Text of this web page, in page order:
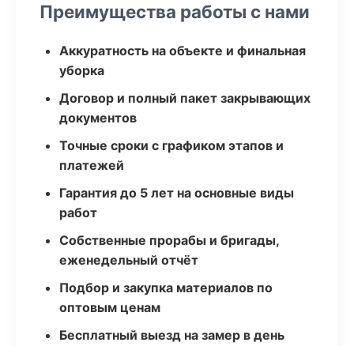
Преимущества работы с нами
Аккуратность на объекте и финальная
уборка
Договор и полный пакет закрывающих
документов
Точные сроки с графиком этапов и
платежей
Гарантия до 5 лет на основные виды
работ
Собственные прорабы и бригады,
еженедельный отчёт
Подбор и закупка материалов по
оптовым ценам
Бесплатный выезд на замер в день